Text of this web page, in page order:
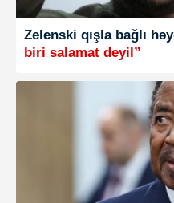
Zelenski qışla bağlı
biri salamat deyil”